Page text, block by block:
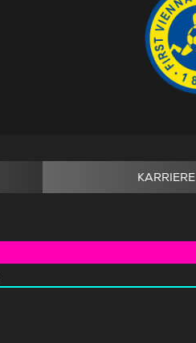
KARRIERE